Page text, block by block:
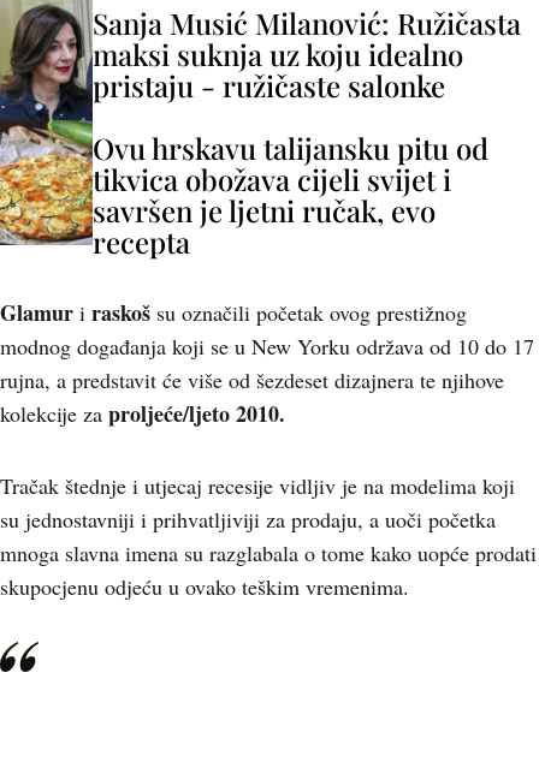
Sanja Musić Milanović: Ružičasta
maksi suknja uz koju idealno
pristaju - ružičaste salonke
Ovu hrskavu talijansku pitu od
tikvica obožava cijeli svijet i
savršen je ljetni ručak, evo
recepta
Glamur i raskoš su označili početak ovog prestižnog
modnog događanja koji se u New Yorku održava od 10 do 17
rujna, a predstavit će više od šezdeset dizajnera te njihove
kolekcije za proljeće/ljeto 2010.
Tračak štednje i utjecaj recesije vidljiv je na modelima koji
su jednostavniji i prihvatljiviji za prodaju, a uoči početka
mnoga slavna imena su razglabala o tome kako uopće prodati
skupocjenu odjeću u ovako teškim vremenima.